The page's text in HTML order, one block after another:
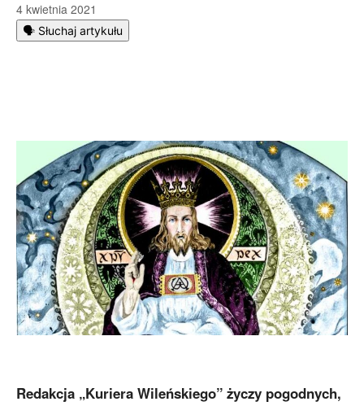
4 kwietnia 2021
🗣️ Słuchaj artykułu
Redakcja „Kuriera Wileńskiego” życzy pogodnych,